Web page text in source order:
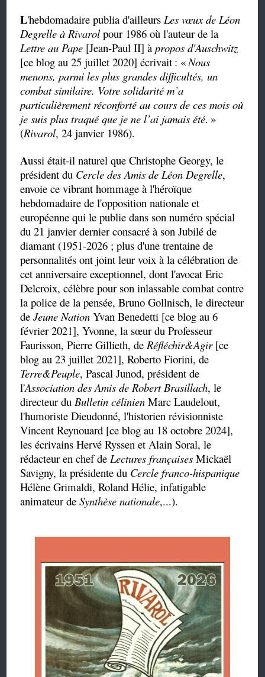
L'hebdomadaire publia d'ailleurs Les vœux de Léon
Degrelle à Rivarolpour 1986 où l'auteur de la
Lettre au Pape [Jean-Paul II] àpropos d'Auschwitz
[ce blog au 25 juillet 2020] écrivait : « Nous
menons, parmi les plus grandes difficultés, un
combat similaire. Votre solidarité m’a
particulièrement réconforté au cours de ces mois où
je suis plus traqué que je ne l’ai jamais été. »
(Rivarol, 24 janvier 1986).
Aussi était-il naturel que Christophe Georgy, le
président du Cercle des Amis de Léon Degrelle,
envoie ce vibrant hommage à l'héroïque
hebdomadaire de l'opposition nationale et
européenne qui le publie dans son numéro spécial
du 21 janvier dernier consacré à son Jubilé de
diamant (1951-2026 ; plus d'une trentaine de
personnalités ont joint leur voix à la célébration de
cet anniversaire exceptionnel, dont l'avocat Eric
Delcroix, célèbre pour son inlassable combat contre
la police de la pensée, Bruno Gollnisch, le directeur
deJeune Nation Yvan Benedetti [ce blog au 6
février 2021], Yvonne, la sœur du Professeur
Faurisson, Pierre Gillieth, de Réfléchir&Agir[ce
blog au 23 juillet 2021], Roberto Fiorini, de
Terre&Peuple, Pascal Junod, président de
l'Association des Amis de Robert Brasillach, le
directeur du Bulletin célinien Marc Laudelout,
l'humoriste Dieudonné, l'historien révisionniste
Vincent Reynouard [ce blog au 18 octobre 2024],
les écrivains Hervé Ryssen et Alain Soral, le
rédacteur en chef de Lectures françaises Mickaël
Savigny, la présidente du Cercle franco-hispanique
Hélène Grimaldi, Roland Hélie, infatigable
animateur deSynthèse nationale,...).